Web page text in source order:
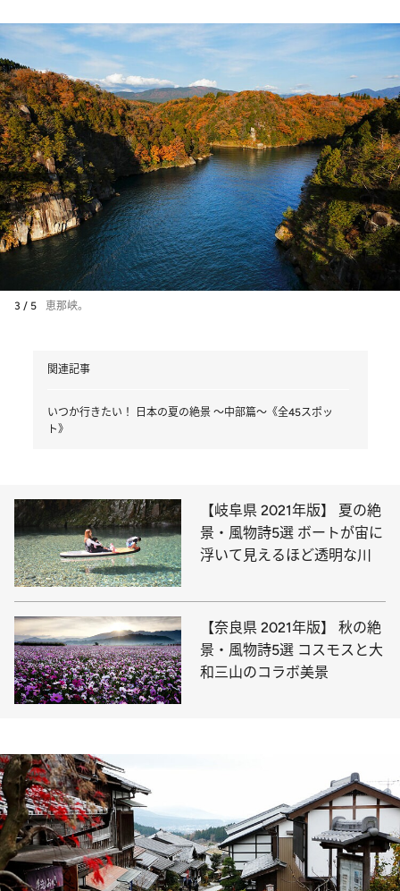
3 / 5 恵那峡。
関連記事
いつか行きたい！ 日本の夏の絶景 ～中部篇～《全45スポッ
ト》
【岐阜県 2021年版】 夏の絶
景・風物詩5選 ボートが宙に
浮いて見えるほど透明な川
【奈良県 2021年版】 秋の絶
景・風物詩5選 コスモスと大
和三山のコラボ美景